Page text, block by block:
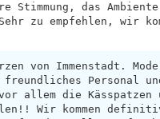
Stimmung, das
zu empfehlen, wir
von Immenstadt.
Personal
allem die Kässpatzen
Wir kommen